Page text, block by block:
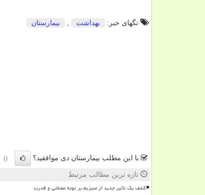
تگهای خبر: بهداشت , بیمارستان
با این مطلب بیمارستان دی موافقید؟ ()
تازه ترین مطالب مرتبط
کشف یک تأثیر جدید از منیزیم بر توده عضلانی و قدرت